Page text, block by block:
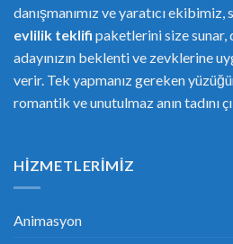
danışmanımız ve yaratıcı
evlilik teklifi paketlerini size sunar,
adayınızın beklenti ve zevklerine
verir. Tek yapmanız gereken
romantik ve unutulmaz anın tadını
HIZMETLERIMIZ
Animasyon